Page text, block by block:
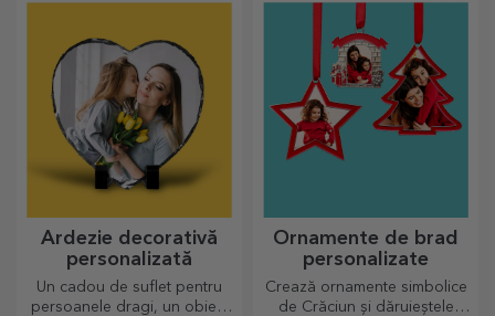
plin de moment!
Ardezie decorativă
personalizată
Un cadou de suflet pentru
persoanele dragi, un obiect
Ornamente de brad
personalizate
Crează ornamente simbolice
de Crăciun și dăruieștele